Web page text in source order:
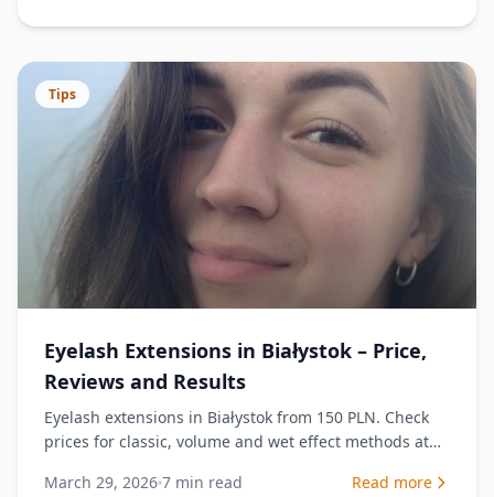
Tips
Eyelash Extensions in Białystok – Price,
Reviews and Results
Eyelash extensions in Białystok from 150 PLN. Check
prices for classic, volume and wet effect methods at
March 29, 2026 7 min read Read more